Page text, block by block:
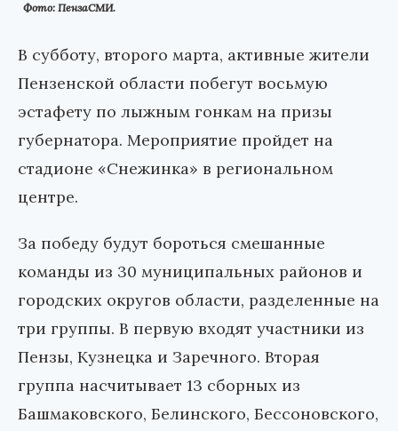
Фото: ПензаСМИ.
В субботу, второго марта, активные жители
Пензенской области побегут восьмую
эстафету по лыжным гонкам на призы
губернатора. Мероприятие пройдет на
стадионе «Снежинка» в региональном
центре.
За победу будут бороться смешанные
команды из 30 муниципальных районов и
городских округов области, разделенные на
три группы. В первую входят участники из
Пензы, Кузнецка и Заречного. Вторая
группа насчитывает 13 сборных из
Башмаковского, Белинского, Бессоновского,